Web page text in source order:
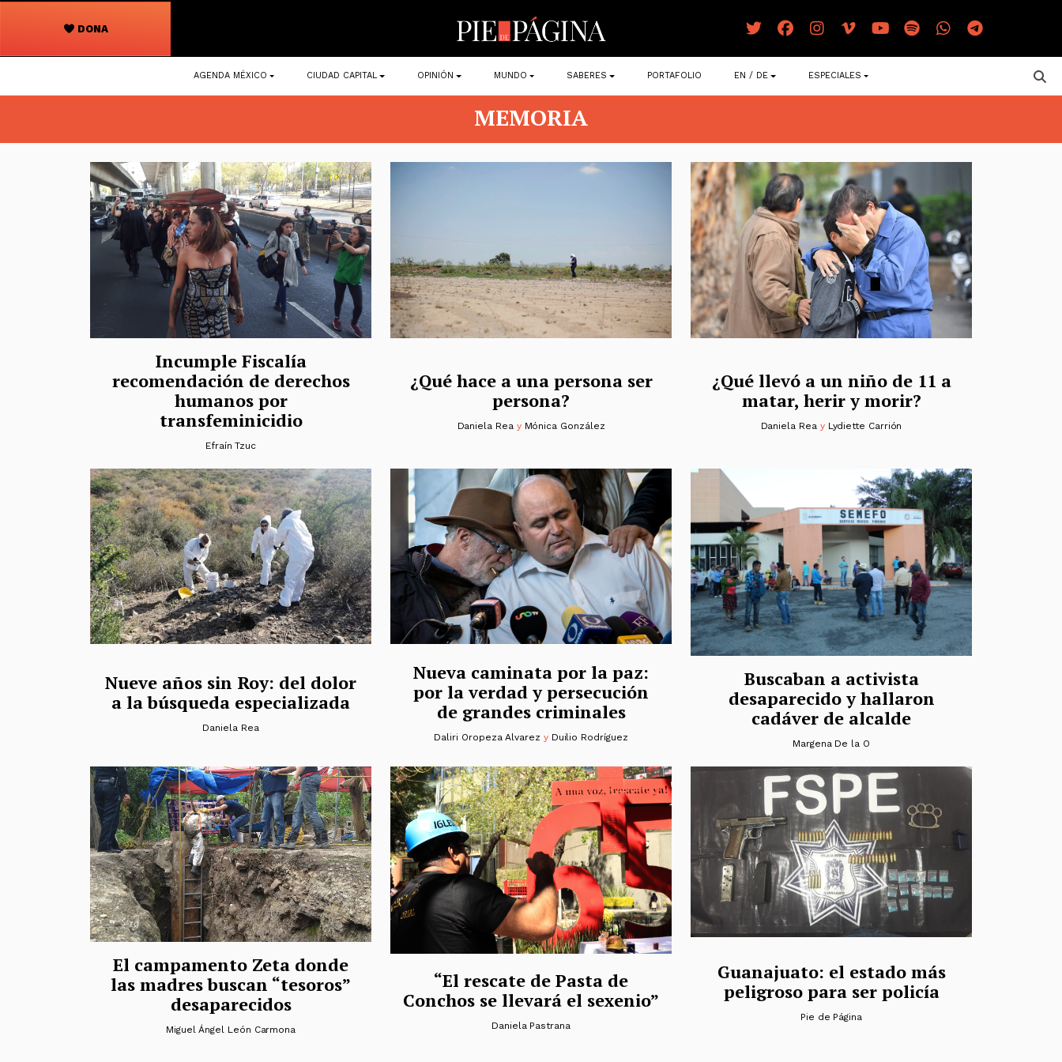
DONA
Navegación
principal
AGENDA MÉXICO CIUDAD CAPITAL OPINIÓN MUNDO SABERES PORTAFOLIO EN / DE ESPECIALES
MEMORIA
Incumple Fiscalía
recomendación de derechos
humanos por
transfeminicidio
Efraín Tzuc
¿Qué hace a una persona ser
persona?
Daniela Rea y Mónica González
¿Qué llevó a un niño de 11 a
matar, herir y morir?
Daniela Rea y Lydiette Carrión
Nueve años sin Roy: del dolor
a la búsqueda especializada
Daniela Rea
Nueva caminata por la paz:
por la verdad y persecución
de grandes criminales
Daliri Oropeza Alvarez y Duilio Rodríguez
Buscaban a activista
desaparecido y hallaron
cadáver de alcalde
Margena De la O
El campamento Zeta donde
las madres buscan “tesoros”
desaparecidos
Miguel Ángel León Carmona
“El rescate de Pasta de
Conchos se llevará el sexenio”
Daniela Pastrana
Guanajuato: el estado más
peligroso para ser policía
Pie de Página